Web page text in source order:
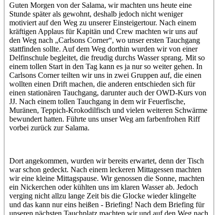
Guten Morgen von der Salama, wir machten uns heute eine
Stunde später als gewohnt, deshalb jedoch nicht weniger
motiviert auf den Weg zu unserer Einsteigertour. Nach einem
kräftigen Applaus für Kapitän und Crew machten wir uns auf
den Weg nach „Carlsons Corner“, wo unser ersten Tauchgang
stattfinden sollte. Auf dem Weg dorthin wurden wir von einer
Delfinschule begleitet, die freudig durchs Wasser sprang. Mit so
einem tollen Start in den Tag kann es ja nur so weiter gehen. In
Carlsons Corner teilten wir uns in zwei Gruppen auf, die einen
wollten einen Drift machen, die anderen entschieden sich für
einen stationären Tauchgang, darunter auch der OWD-Kurs von
JJ. Nach einem tollen Tauchgang in dem wir Feuerfische,
Muränen, Teppich-Krokodilfisch und vielen weiteren Schwärme
bewundert hatten. Führte uns unser Weg am farbenfrohen Riff
vorbei zurück zur Salama.
Dort angekommen, wurden wir bereits erwartet, denn der Tisch
war schon gedeckt. Nach einem leckeren Mittagessen machten
wir eine kleine Mittagspause. Wir genossen die Sonne, machten
ein Nickerchen oder kühlten uns im klaren Wasser ab. Jedoch
verging nicht allzu lange Zeit bis die Glocke wieder klingelte
und das kann nur eins heißen - Briefing! Nach dem Briefing für
unseren nächsten Tauchplatz machten wir und auf den Weg nach